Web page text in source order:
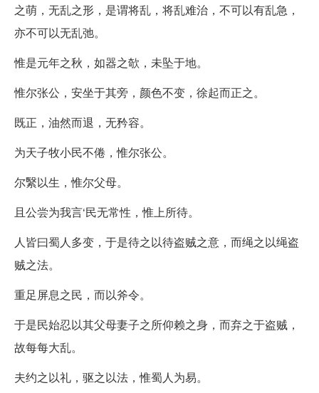
之萌，无乱之形，是谓将乱，将乱难治，不可以有乱急，
亦不可以无乱弛。
惟是元年之秋，如器之欹，未坠于地。
惟尔张公，安坐于其旁，颜色不变，徐起而正之。
既正，油然而退，无矜容。
为天子牧小民不倦，惟尔张公。
尔繄以生，惟尔父母。
且公尝为我言‘民无常性，惟上所待。
人皆曰蜀人多变，于是待之以待盗贼之意，而绳之以绳盗
贼之法。
重足屏息之民，而以斧令。
于是民始忍以其父母妻子之所仰赖之身，而弃之于盗贼，
故每每大乱。
夫约之以礼，驱之以法，惟蜀人为易。